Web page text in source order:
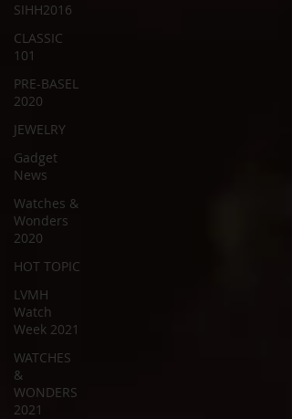
SIHH2016
CLASSIC
101
PRE-BASEL
2020
JEWELRY
Gadget
News
Watches &
Wonders
2020
HOT TOPIC
LVMH
Watch
Week 2021
WATCHES
&
WONDERS
2021